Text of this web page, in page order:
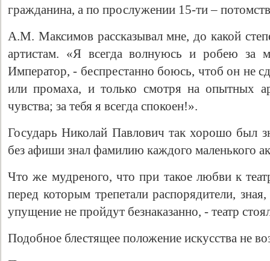
гражданина, а по прослужении 15-ти –
А.М. Максимов рассказывал мне, до какой
артистам. «Я всегда волнуюсь и робею за
Император, - беспрестанно боюсь, чтоб он не
или промаха, и только смотря на опытных
чувства; за тебя я всегда спокоен!».
Государь Николай Павлович так хорошо был
без афиши знал фамилию каждого маленького
Что же мудреного, что при такое любви к
перед которым трепетали распорядители,
упущение не пройдут безнаказанно, - театр
Подобное блестящее положение искусства не